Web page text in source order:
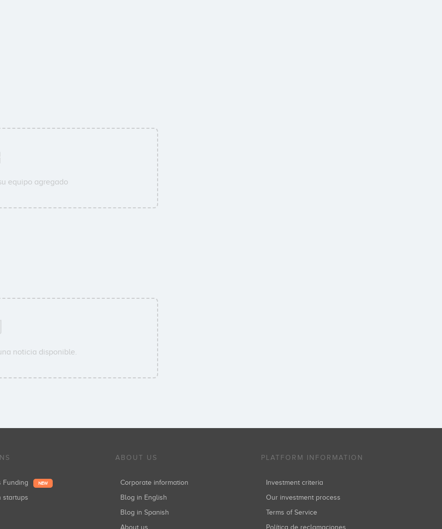
equipo agregado
noticia disponible.
Funding NEW
startups
ABOUT US
Corporate information
Blog in English
Blog in Spanish
About us
PLATFORM INFORMATION
Investment criteria
Our investment process
Terms of Service
Política de reclamaciones